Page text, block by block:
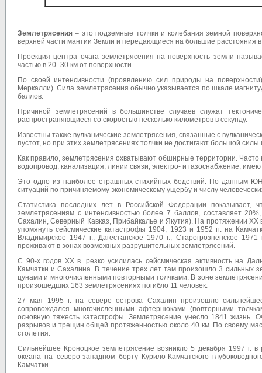
Землетрясения – это подземные толчки и колебания земной
верхней части мантии Земли и передающиеся на большие расстояния в
Проекция центра очага землетрясения на поверхность земли
частью в 20–30 км от поверхности.
По своей интенсивности (проявлению сил природы на
Меркалли). Сила землетрясения обычно указывается по шкале
баллов.
Причиной землетрясений в большинстве случаев служат
распространяющиеся со скоростью несколько километров в секунду.
Известны также вулканические землетрясения, связанные с
пустот, но при этих землетрясениях толчки не достигают большой
Как правило, землетрясения охватывают обширные территории.
водопровод, канализация, линии связи, электро­- и газоснабжение,
Это одно из наиболее страшных стихийных бедствий. По данным
ситуаций по причиняемому экономическому ущербу и числу
Статистика последних лет в Российской Федерации
землетрясениям с интенсивностью более 7 баллов, составляет
Сахалин, Северный Кавказ, Прибайкалье и Якутия). На протяжении
упомянуть сейсмические катастрофы 1904, 1923 и 1952 гг. на
Владимирское 1947 г., Дагестанское 1970 г., Старогрозненское
проживают в зонах возможных разрушительных землетрясений.
С 90-х годов XX в. резко усилилась сейсмическая активность на
Камчатки и Сахалина. В течение трех лет там произошло 3 сильных
цунами и многочисленными повторными толчками. В зоне
произошедших 163 землетрясениях погибло 11 человек.
27 мая 1995 г. на севере острова Сахалин произошло
сопровождался многочисленными афтершоками (повторными
основную тяжесть катастрофы. Землетрясение унесло 1841 жизнь.
разрывов и трещин общей протяженностью около 40 км. По своему
столетия.
Сильнейшее Кроноцкое землетрясение возникло 5 декабря 1997 г. в
океана на северо-западном борту Курило-Камчатского
Камчатки.